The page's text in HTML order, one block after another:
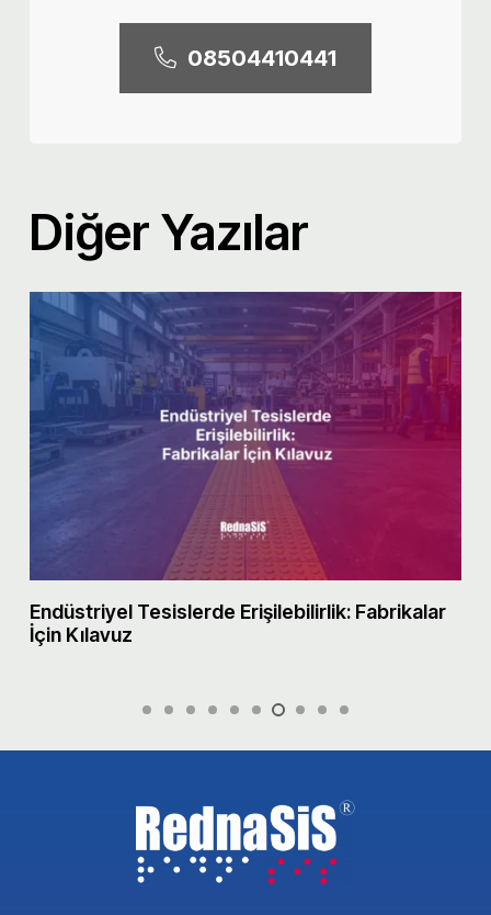
08504410441
Diğer Yazılar
Endüstriyel Tesislerde Erişilebilirlik: Fabrikalar
İçin Kılavuz